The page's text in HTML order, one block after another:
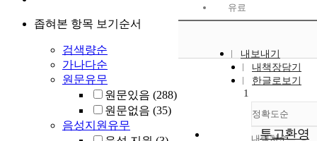
좁혀본 항목 보기순서
검색량순
가나다순
원문유무
원문있음 (288)
원문없음 (35)
음성지원유무
유료
내보내기
내책장담기
한글로보기
정확도순
내림차순
1
투고환영